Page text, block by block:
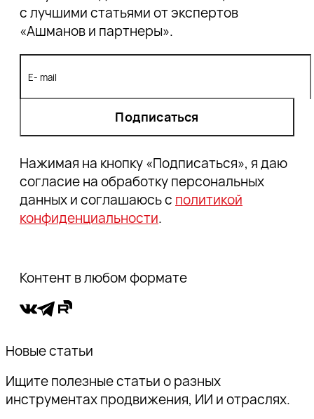
с лучшими статьями от экспертов
«Ашманов и партнеры».
Подписаться
Нажимая на кнопку «Подписаться», я даю
согласие на обработку персональных
данных и соглашаюсь с политикой
конфиденциальности.
Контент в любом формате
Новые статьи
Ищите полезные статьи о разных
инструментах продвижения, ИИ и отраслях.